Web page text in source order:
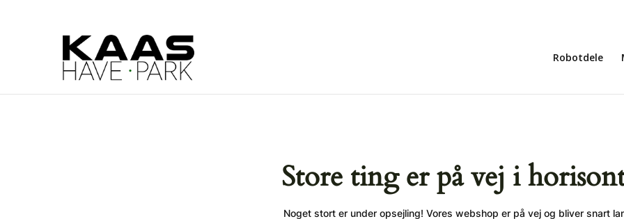
Robotdele
Store ting er på vej i
Noget stort er under opsejling! Vores webshop er på vej og bliver snart